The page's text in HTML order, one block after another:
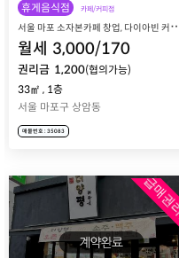
휴게음식점 카페/커피점
울 마포 소자본카페 창업, 다이
월세 3,000/170
권리금 1,200(협의가능)
33㎡ , 1층
서울 마포구 상암동
매물번호 : 35083
급매